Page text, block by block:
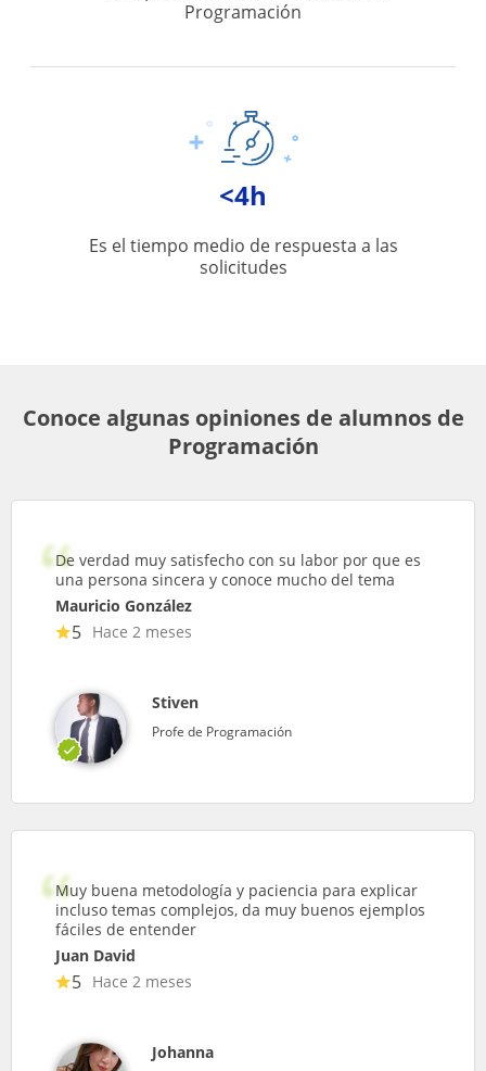
Programación
<4h
Es el tiempo medio de respuesta a las
solicitudes
Conoce algunas opiniones de alumnos de
Programación
De verdad muy satisfecho con su labor por que es
una persona sincera y conoce mucho del tema
Mauricio González
5 Hace 2 meses
Stiven
Profe de Programación
Muy buena metodología y paciencia para explicar
incluso temas complejos, da muy buenos ejemplos
fáciles de entender
Juan David
5 Hace 2 meses
Johanna